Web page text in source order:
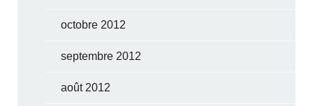
octobre 2012
septembre 2012
août 2012